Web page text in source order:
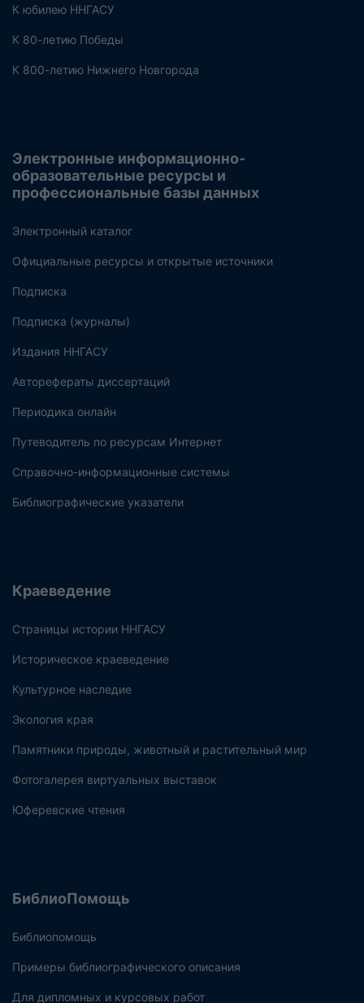
К юбилею ННГАСУ
К 80-летию Победы
К 800-летию Нижнего Новгорода
Электронные информационно-
образовательные ресурсы и
профессиональные базы данных
Электронный каталог
Официальные ресурсы и открытые источники
Подписка
Подписка (журналы)
Издания ННГАСУ
Авторефераты диссертаций
Периодика онлайн
Путеводитель по ресурсам Интернет
Справочно-информационные системы
Библиографические указатели
Краеведение
Страницы истории ННГАСУ
Историческое краеведение
Культурное наследие
Экология края
Памятники природы, животный и растительный мир
Фотогалерея виртуальных выставок
Юферевские чтения
БиблиоПомощь
Библиопомощь
Примеры библиографического описания
Для дипломных и курсовых работ